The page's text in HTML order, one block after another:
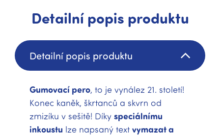
Detailní popis produktu
Detailní popis produktu
Gumovací pero, to je vynález 21. století!
Konec kaněk, škrtanců a skvrn od
zmizíku v sešitě! Díky speciálnímu
inkoustu lze napsaný text vymazat a